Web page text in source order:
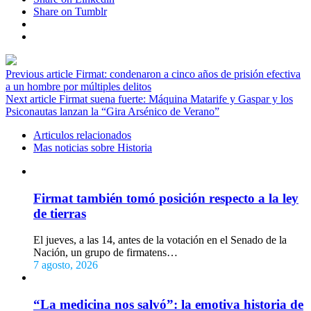
Share on Tumblr
Previous article Firmat: condenaron a cinco años de prisión efectiva
a un hombre por múltiples delitos
Next article Firmat suena fuerte: Máquina Matarife y Gaspar y los
Psiconautas lanzan la “Gira Arsénico de Verano”
Articulos relacionados
Mas noticias sobre Historia
Firmat también tomó posición respecto a la ley
de tierras
El jueves, a las 14, antes de la votación en el Senado de la
Nación, un grupo de firmatens…
7 agosto, 2026
“La medicina nos salvó”: la emotiva historia de